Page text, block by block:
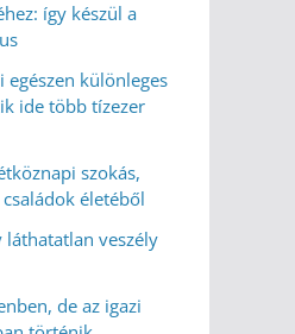
így készül a
különleges
ide több tízezer
szokás,
életéből
láthatatlan veszély
de az igazi